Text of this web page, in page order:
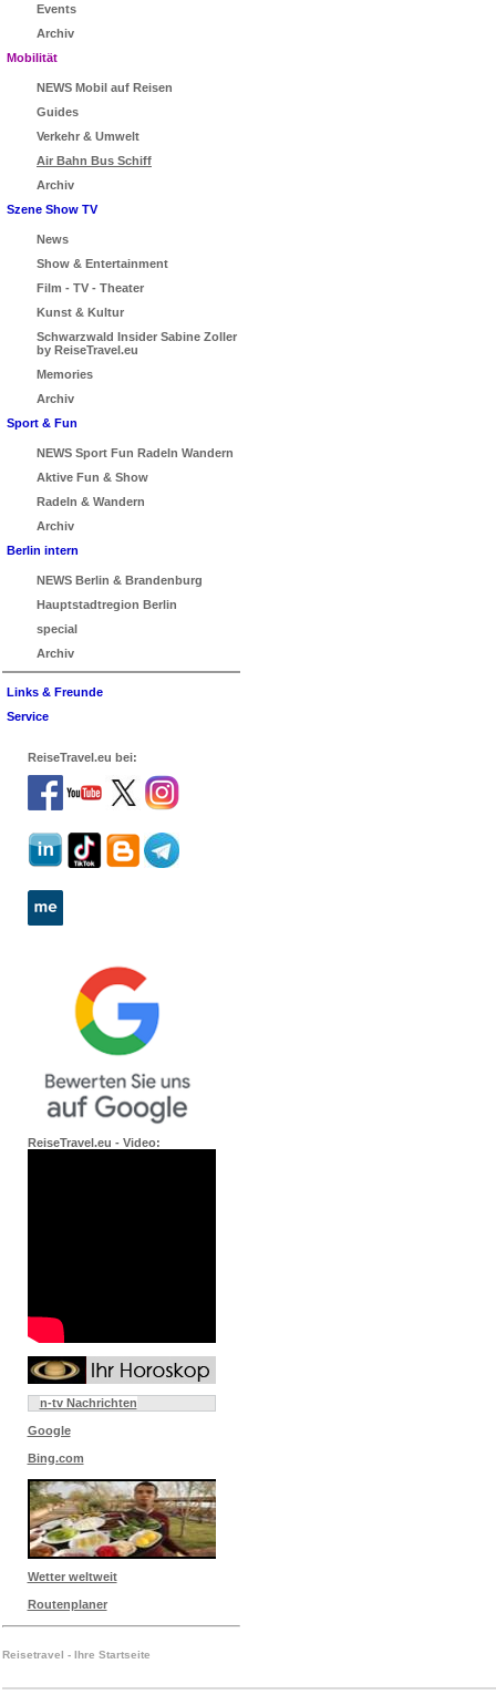
Events
Archiv
Mobilität
NEWS Mobil auf Reisen
Guides
Verkehr & Umwelt
Air Bahn Bus Schiff
Archiv
Szene Show TV
News
Show & Entertainment
Film - TV - Theater
Kunst & Kultur
Schwarzwald Insider Sabine Zoller
by ReiseTravel.eu
Memories
Archiv
Sport & Fun
NEWS Sport Fun Radeln Wandern
Aktive Fun & Show
Radeln & Wandern
Archiv
Berlin intern
NEWS Berlin & Brandenburg
Hauptstadtregion Berlin
special
Archiv
Links & Freunde
Service
ReiseTravel.eu bei:
ReiseTravel.eu - Video:
n-tv Nachrichten
Google
Bing.com
Wetter weltweit
Routenplaner
Reisetravel - Ihre Startseite